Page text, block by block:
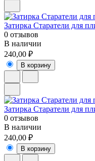
Затирка Старатели для
0 отзывов
В наличии
240,00 ₽
В корзину
Затирка Старатели для
0 отзывов
В наличии
240,00 ₽
В корзину